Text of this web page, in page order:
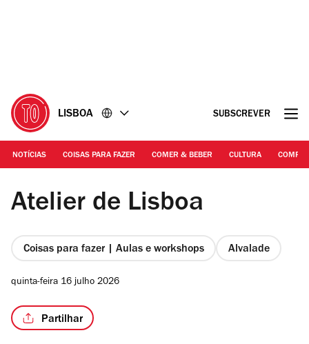
LISBOA SUBSCREVER
NOTÍCIAS COISAS PARA FAZER COMER & BEBER CULTURA
DR | Centro de Artes Visuais do Atelier de Lisboa
Atelier de Lisboa
Coisas para fazer | Aulas e workshops Alvalade
quinta-feira 16 julho 2026
Partilhar